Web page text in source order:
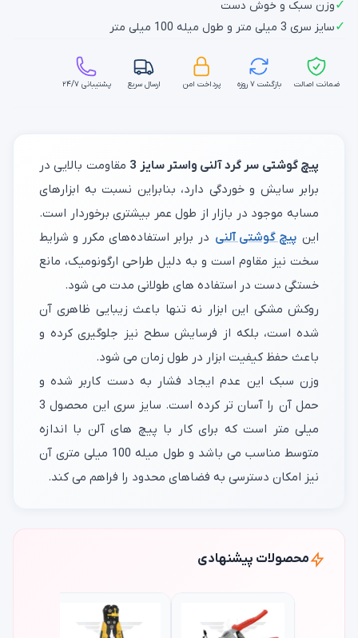
✓وزن سبک و خوش دست
✓سایز سری 3 میلی متر و طول میله 100 میلی متر
ضمانت اصالت بازگشت ۷ روزه پرداخت امن ارسال سریع پشتیبانی ۲۴/۷
پیچ گوشتی سر گرد آلنی واستر سایز 3
مقاومت بالایی در
برابر سایش و خوردگی دارد، بنابراین نسبت به ابزارهای
مسابه موجود در بازار از طول عمر بیشتری برخوردار است.
این پیچ گوشتی آلنی در برابر استفاده‌های مکرر و شرایط
سخت نیز مقاوم است و به دلیل طراحی ارگونومیک، مانع
خستگی دست در استفاده های طولانی مدت می شود.
روکش مشکی این ابزار نه تنها باعث زیبایی ظاهری آن
شده است، بلکه از فرسایش سطح نیز جلوگیری کرده و
باعث حفظ کیفیت ابزار در طول زمان می‌ شود.
وزن سبک این عدم ایجاد فشار به دست کاربر شده و
حمل آن را آسان تر کرده است. سایز سری این محصول 3
میلی‌ متر است که برای کار با پیچ‌ های آلن با اندازه
متوسط مناسب می باشد و طول میله 100 میلی‌ متری آن
نیز امکان دسترسی به فضاهای محدود را فراهم می‌ کند.
محصولات پیشنهادی